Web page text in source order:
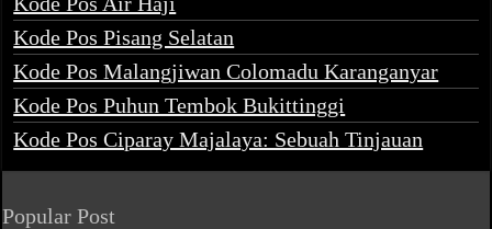
Kode Pos Pisang Selatan
Kode Pos Malangjiwan Colomadu Karanganyar
Kode Pos Puhun Tembok Bukittinggi
Kode Pos Ciparay Majalaya: Sebuah Tinjauan
Popular Post